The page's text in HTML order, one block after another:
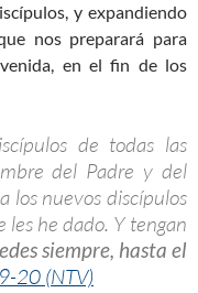
y expandiendo
nos preparará para
en el fin de los
de todas las
del Padre y del
los nuevos discípulos
les he dado. Y tengan
siempre, hasta el
20 (NTV)